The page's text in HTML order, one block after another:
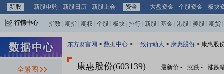
新股
新股申购 新股日历 新股上会 资金 大盘资金 个股资金 板块
行情中心 指数 期指 期权 个股 板块 排行 新股 基金 港股 美股 期货
全景图
东方财富网 > 数据中心 > 一致行动人 > 康惠股份 > 康惠股
康惠股份(603139) 最新价 - 涨跌 - 涨跌